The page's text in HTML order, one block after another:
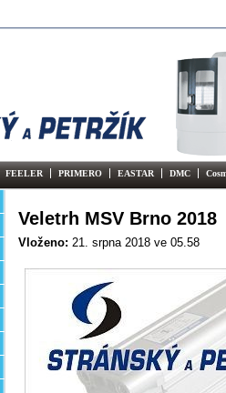
FEELER PRIMERO EASTAR DMC
Veletrh MSV Brno 2018
Vloženo: 21. srpna 2018 ve 05.58